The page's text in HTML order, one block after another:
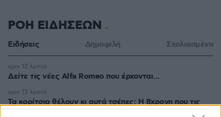
ΡΟΗ ΕΙΔΗΣΕΩΝ
Ειδήσεις Δημοφιλή Σχολιασμένα
Δείτε τις νέες Alfa Romeo που έρχονται...
πριν 12 λεπτά
Τα κορίτσια θέλουν κι αυτά τσέπες: Η 8χρονη που τις
πριν 13 λεπτά